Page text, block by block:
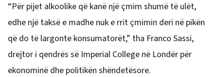
“Për pijet alkoolike që kanë një çmim shumë të ulët,
edhe një taksë e madhe nuk e rrit çmimin deri në pikën
që do të largonte konsumatorët,” tha Franco Sassi,
drejtor i qendrës së Imperial College në Londër për
ekonominë dhe politikën shëndetësore.